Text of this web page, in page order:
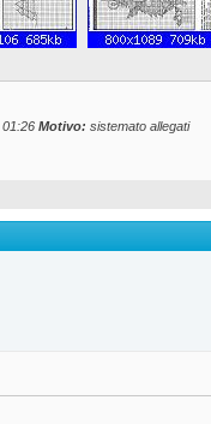
01:26 Motivo: sistemato allegati